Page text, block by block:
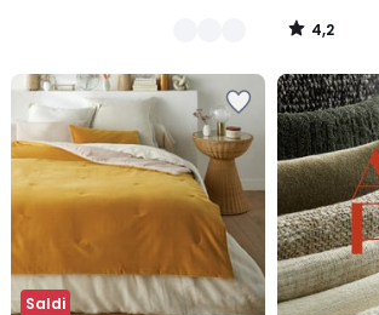
di
79,99
€
30%
di
sconto
applicato.
4,2
/
Saldi